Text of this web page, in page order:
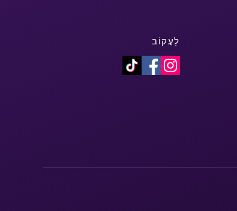
לַעֲקוֹב